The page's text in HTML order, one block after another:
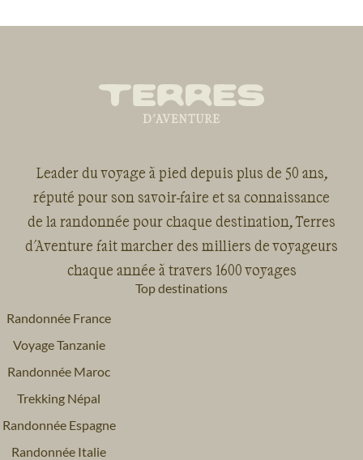
Leader du voyage à pied depuis plus de 50 ans,
réputé pour son savoir-faire et sa connaissance
de la randonnée pour chaque destination, Terres
d'Aventure fait marcher des milliers de voyageurs
chaque année à travers 1600 voyages
Top destinations
Randonnée France
Voyage Tanzanie
Randonnée Maroc
Trekking Népal
Randonnée Espagne
Randonnée Italie